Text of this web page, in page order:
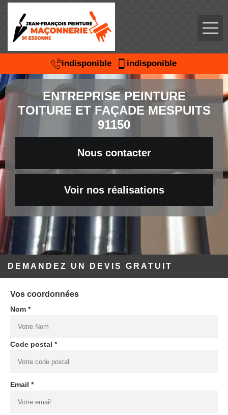
indisponible indisponible
ENTREPRISE PEINTURE
TOITURE ET FAÇADE MESPUITS
91150
Nous contacter
Voir nos réalisations
DEMANDEZ UN DEVIS GRATUIT
Vos coordonnées
Nom *
Code postal *
Email *